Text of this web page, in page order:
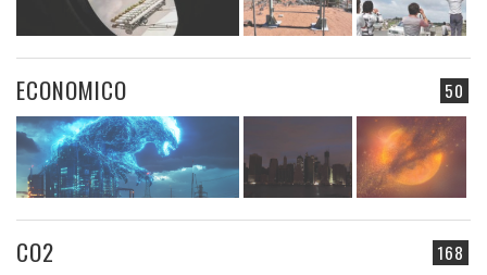
50
ECONOMICO
168
CO2